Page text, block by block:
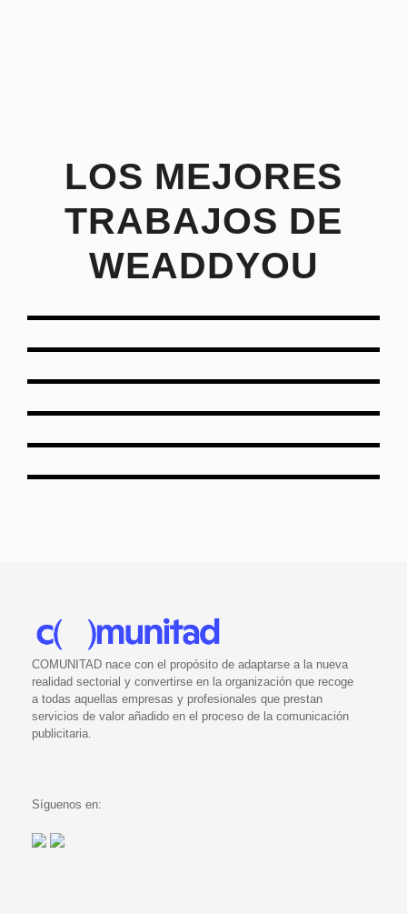
LOS MEJORES
TRABAJOS DE
WEADDYOU
COMUNITAD nace con el propósito de adaptarse a la nueva
realidad sectorial y convertirse en la organización que recoge
a todas aquellas empresas y profesionales que prestan
servicios de valor añadido en el proceso de la comunicación
publicitaria.
Síguenos en: